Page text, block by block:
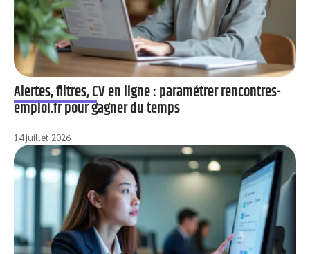
Alertes, filtres, CV en ligne : paramétrer rencontres-
emploi.fr pour gagner du temps
14 juillet 2026